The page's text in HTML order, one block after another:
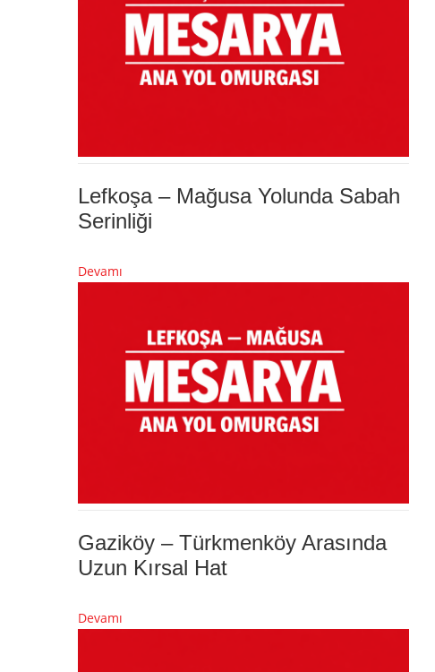
Lefkoşa – Mağusa Yolunda Sabah
Serinliği
Devamı
Gaziköy – Türkmenköy Arasında
Uzun Kırsal Hat
Devamı